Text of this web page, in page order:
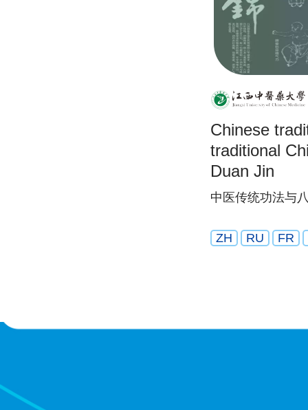
Chinese
traditional
Duan Jin
中医传统功法与
ZH RU FR